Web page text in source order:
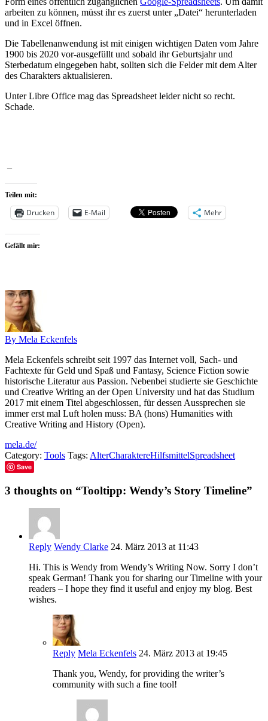
arbeiten zu können, müsst ihr es zuerst unter „Datei“ herunterladen
und in Excel öffnen.
Die Tabellenanwendung ist mit einigen wichtigen Daten vom Jahre
1900 bis 2020 vor-ausgefüllt und sobald ihr Geburtsjahr und
Sterbedatum eingegeben habt, sollten sich die Felder mit dem Alter
des Charakters aktualisieren.
Unter Libre Office mag das Spreadsheet leider nicht so recht.
Schade.
–
Teilen mit:
Drucken E-Mail Mehr
Gefällt mir:
By Mela Eckenfels
Mela Eckenfels schreibt seit 1997 das Internet voll, Sach- und
Fachtexte für Geld und Spaß und Fantasy, Science Fiction sowie
historische Literatur aus Passion. Nebenbei studierte sie Geschichte
und Creative Writing an der Open University und hat das Studium
2017 mit einem Titel abgeschlossen, für dessen Aussprechen sie
immer erst mal Luft holen muss: BA (hons) Humanities with
Creative Writing and History (Open).
mela.de/
Category: Tools Tags: AlterCharaktereHilfsmittelSpreadsheet
Save
3 thoughts on “Tooltipp: Wendy’s Story Timeline”
Reply Wendy Clarke 24. März 2013 at 11:43
Hi. This is Wendy from Wendy’s Writing Now. Sorry I don’t
speak German! Thank you for sharing our Timeline with your
readers – I hope they find it useful and enjoy my blog. Best
wishes.
Reply Mela Eckenfels 24. März 2013 at 19:45
Thank you, Wendy, for providing the writer’s
community with such a fine tool!